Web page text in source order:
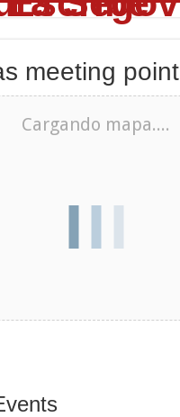
meeting point
Cargando mapa....